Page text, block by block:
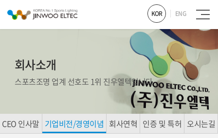
KOR ENG
회사소개
스포츠조명 업계 선호도 1위 진우엘텍입니다
CEO 인사말 기업비전/경영이념 회사연혁 인증 및 특허 오시는길